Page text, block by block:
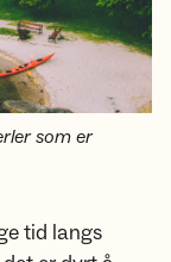
som er
tid langs